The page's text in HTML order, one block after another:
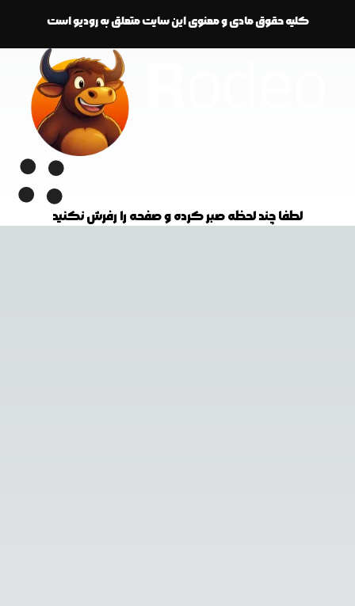
کلیه حقوق مادی و معنوی این سایت متعلق به رودیو است
لطفا چند لحظه صبر کرده و صفحه را رفرش نکنید